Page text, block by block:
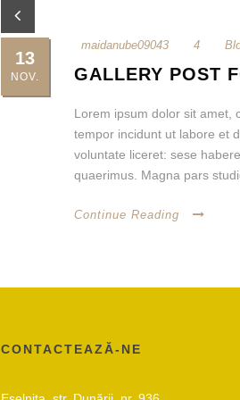
13
NOV.
maidanube09043 4
GALLERY POST
Lorem ipsum dolor sit amet,
tempor incidunt ut labore et
voluntate liceret: sese
quaerimus. Magna pars
Continue Reading
CONTACTEAZĂ-NE